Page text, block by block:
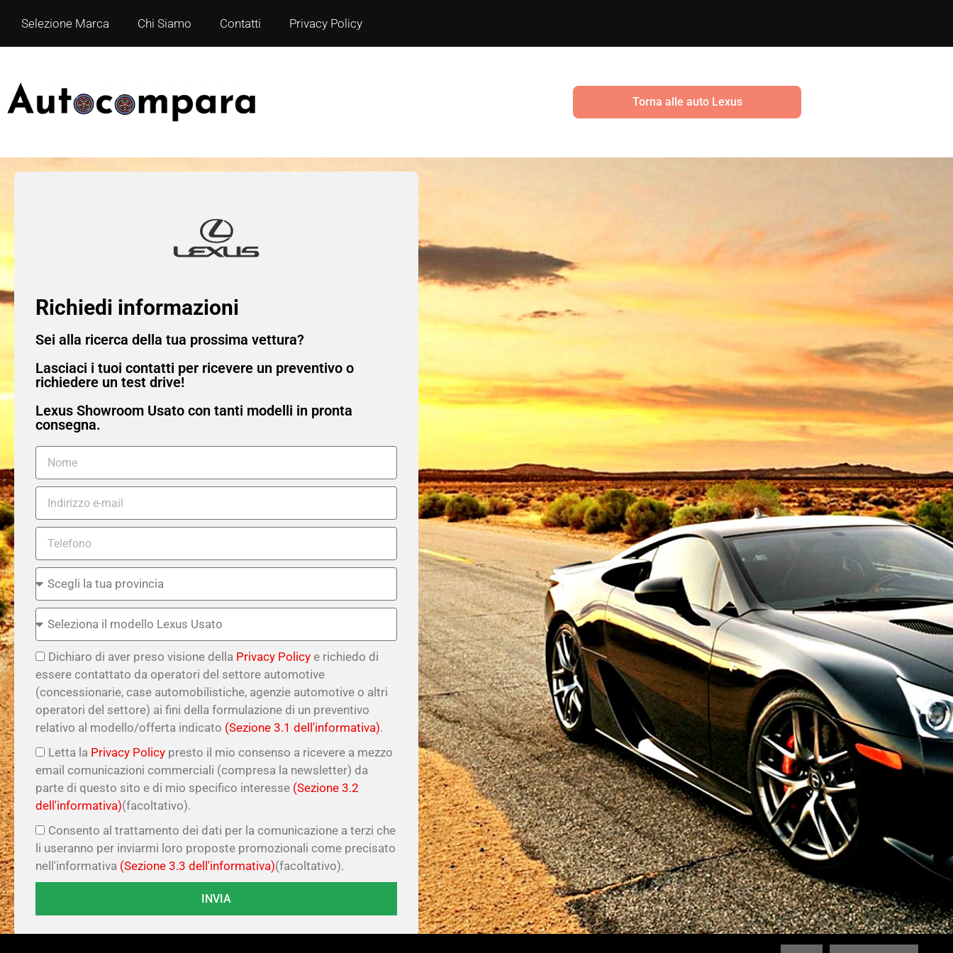
Selezione Marca Chi Siamo Contatti Privacy Policy
Torna alle auto Lexus
Richiedi informazioni
Sei alla ricerca della tua prossima vettura?
Lasciaci i tuoi contatti per ricevere un preventivo o
richiedere un test drive!
Lexus Showroom Usato con tanti modelli in pronta
consegna.
Dichiaro di aver preso visione della Privacy Policy e richiedo di
essere contattato da operatori del settore automotive
(concessionarie, case automobilistiche, agenzie automotive o altri
operatori del settore) ai fini della formulazione di un preventivo
relativo al modello/offerta indicato (Sezione 3.1 dell'informativa).
Letta la Privacy Policy presto il mio consenso a ricevere a mezzo
email comunicazioni commerciali (compresa la newsletter) da
parte di questo sito e di mio specifico interesse (Sezione 3.2
dell'informativa)(facoltativo).
Consento al trattamento dei dati per la comunicazione a terzi che
li useranno per inviarmi loro proposte promozionali come precisato
nell'informativa (Sezione 3.3 dell'informativa)(facoltativo).
INVIA